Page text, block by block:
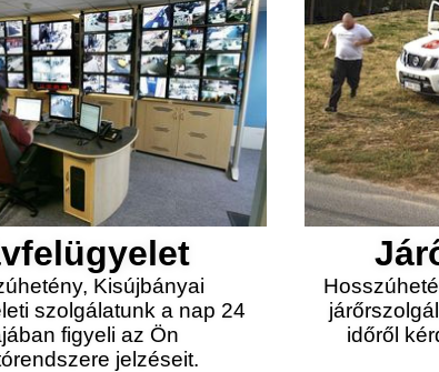
Kisújbányai
szolgálatunk a nap 24
figyeli az Ön
jelzéseit.
időről